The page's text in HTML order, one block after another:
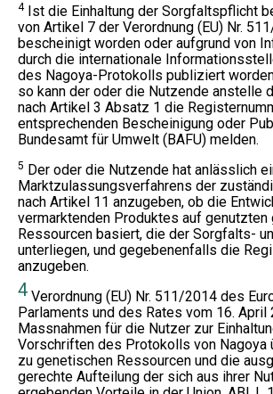
4Ist die Einhaltung der Sorgfaltspflicht
von Artikel 7 der Verordnung (EU) Nr.
bescheinigt worden oder aufgrund von
durch die internationale
des Nagoya-Protokolls publiziert
so kann der oder die Nutzende anstelle
nach Artikel 3 Absatz 1 die
entsprechenden Bescheinigung oder
Bundesamt für Umwelt (BAFU) melden.
5 Der oder die Nutzende hat anlässlich
Marktzulassungsverfahrens der
nach Artikel 11 anzugeben, ob die
vermarktenden Produktes auf genutzten
Ressourcen basiert, die der Sorgfalts-
unterliegen, und gegebenenfalls die
anzugeben.
4 Verordnung (EU) Nr. 511/2014 des
Parlaments und des Rates vom 16. April
Massnahmen für die Nutzer zur
Vorschriften des Protokolls von Nagoya
zu genetischen Ressourcen und die
gerechte Aufteilung der sich aus ihrer